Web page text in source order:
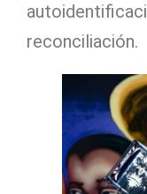
reconciliación.